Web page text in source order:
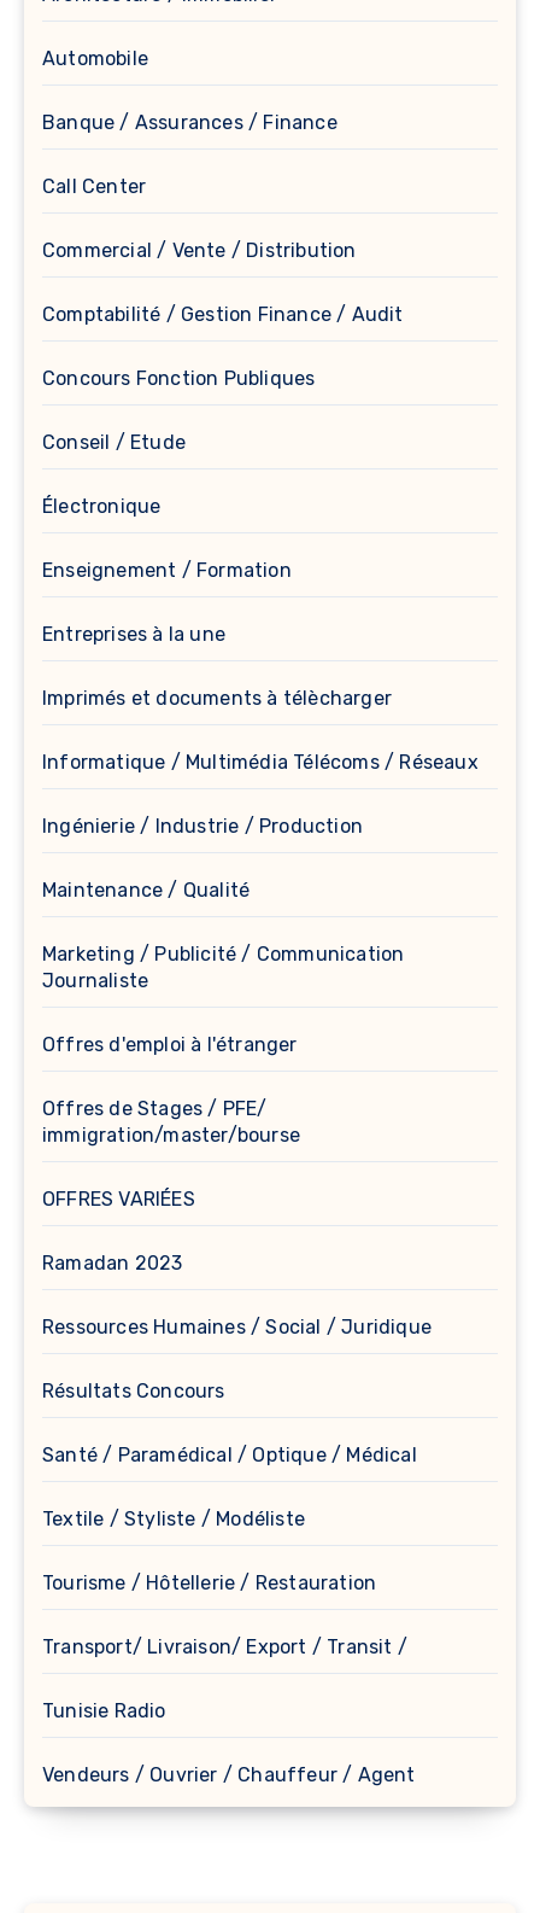
Automobile
Banque / Assurances / Finance
Call Center
Commercial / Vente / Distribution
Comptabilité / Gestion Finance / Audit
Concours Fonction Publiques
Conseil / Etude
Électronique
Enseignement / Formation
Entreprises à la une
Imprimés et documents à télècharger
Informatique / Multimédia Télécoms / Réseaux
Ingénierie / Industrie / Production
Maintenance / Qualité
Marketing / Publicité / Communication
Journaliste
Offres d'emploi à l'étranger
Offres de Stages / PFE/
immigration/master/bourse
OFFRES VARIÉES
Ramadan 2023
Ressources Humaines / Social / Juridique
Résultats Concours
Santé / Paramédical / Optique / Médical
Textile / Styliste / Modéliste
Tourisme / Hôtellerie / Restauration
Transport/ Livraison/ Export / Transit /
Tunisie Radio
Vendeurs / Ouvrier / Chauffeur / Agent